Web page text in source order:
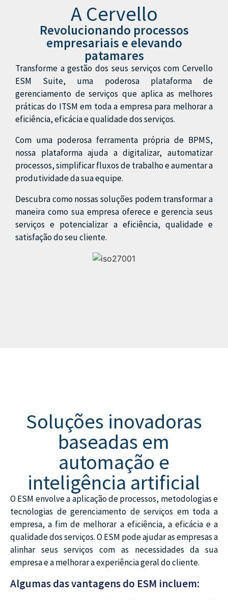
A Cervello
Revolucionando processos
empresariais e elevando
patamares
Transforme a gestão dos seus serviços com Cervello
ESM Suite, uma poderosa plataforma de
gerenciamento de serviços que aplica as melhores
práticas do ITSM em toda a empresa para melhorar a
eficiência, eficácia e qualidade dos serviços.
Com uma poderosa ferramenta própria de BPMS,
nossa plataforma ajuda a digitalizar, automatizar
processos, simplificar fluxos de trabalho e aumentar a
produtividade da sua equipe.
Descubra como nossas soluções podem transformar a
maneira como sua empresa oferece e gerencia seus
serviços e potencializar a eficiência, qualidade e
satisfação do seu cliente.
Soluções inovadoras
baseadas em
automação e
inteligência artificial
O ESM envolve a aplicação de processos, metodologias e
tecnologias de gerenciamento de serviços em toda a
empresa, a fim de melhorar a eficiência, a eficácia e a
qualidade dos serviços. O ESM pode ajudar as empresas a
alinhar seus serviços com as necessidades da sua
empresa e a melhorar a experiência geral do cliente.
Algumas das vantagens do ESM incluem: